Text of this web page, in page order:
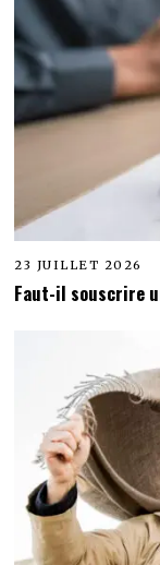
23 JUILLET 2026
Faut-il souscrire